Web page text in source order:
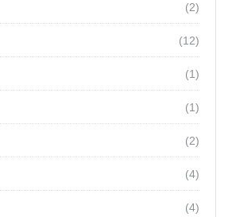
(2)
(12)
(1)
(1)
(2)
(4)
(4)